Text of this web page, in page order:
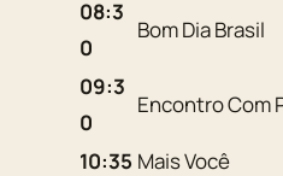
08:3
0
Bom Dia Brasil
09:3
0
Encontro Com
10:35 Mais Você